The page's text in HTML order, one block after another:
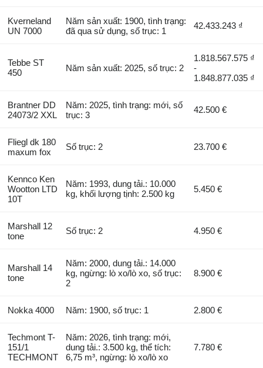
Kverneland
UN 7000
Năm sản xuất: 1900, tình trạng:
đã qua sử dụng, số trục: 1
42.433.243 ₫
Tebbe ST
450
Năm sản xuất: 2025, số trục: 2
1.818.567.575 ₫
-
1.848.877.035 ₫
Brantner DD
24073/2 XXL
Năm: 2025, tình trạng: mới, số
trục: 3
42.500 €
Fliegl dk 180
maxum fox
Số trục: 2 23.700 €
Kennco Ken
Wootton LTD
10T
Năm: 1993, dung tải.: 10.000
kg, khối lượng tịnh: 2.500 kg
5.450 €
Marshall 12
tone
Số trục: 2 4.950 €
Marshall 14
tone
Năm: 2000, dung tải.: 14.000
kg, ngừng: lò xo/lò xo, số trục:
2
8.900 €
Nokka 4000 Năm: 1900, số trục: 1 2.800 €
Techmont T-
151/1
TECHMONT
Năm: 2026, tình trạng: mới,
dung tải.: 3.500 kg, thể tích:
6,75 m³, ngừng: lò xo/lò xo
7.780 €